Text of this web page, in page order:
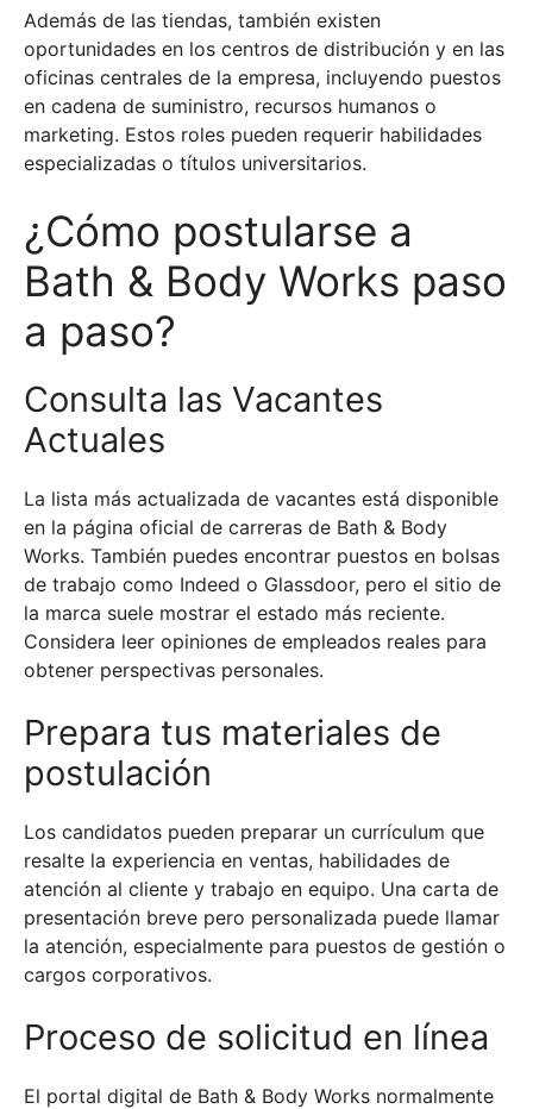
Además de las tiendas, también existen
oportunidades en los centros de distribución y en las
oficinas centrales de la empresa, incluyendo puestos
en cadena de suministro, recursos humanos o
marketing. Estos roles pueden requerir habilidades
especializadas o títulos universitarios.
¿Cómo postularse a
Bath & Body Works paso
a paso?
Consulta las Vacantes
Actuales
La lista más actualizada de vacantes está disponible
en la página oficial de carreras de Bath & Body
Works. También puedes encontrar puestos en bolsas
de trabajo como Indeed o Glassdoor, pero el sitio de
la marca suele mostrar el estado más reciente.
Considera leer opiniones de empleados reales para
obtener perspectivas personales.
Prepara tus materiales de
postulación
Los candidatos pueden preparar un currículum que
resalte la experiencia en ventas, habilidades de
atención al cliente y trabajo en equipo. Una carta de
presentación breve pero personalizada puede llamar
la atención, especialmente para puestos de gestión o
cargos corporativos.
Proceso de solicitud en línea
El portal digital de Bath & Body Works normalmente